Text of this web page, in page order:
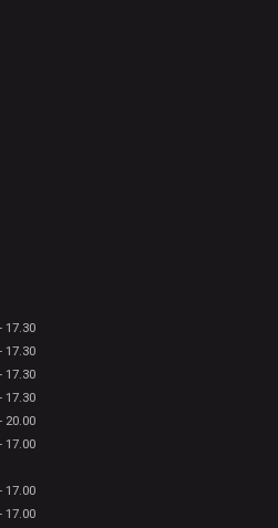
17.30
17.30
17.30
17.30
20.00
17.00
17.00
17.00